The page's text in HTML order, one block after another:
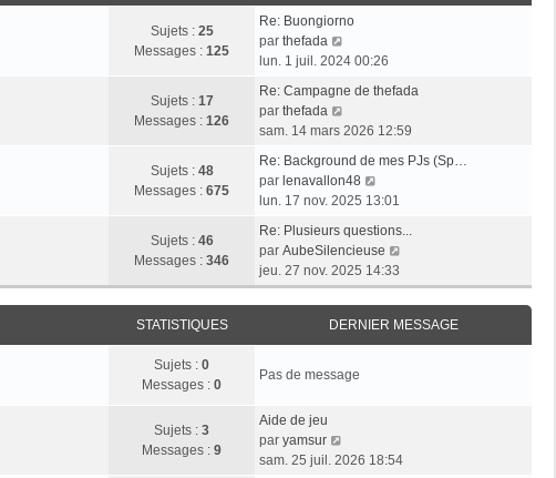
s
g
r
m
s
s
g
e
m
s
s
a
g
e
r
n
e
m
e
s
s
a
g
e
Sujets : 25
Messages : 125
Re: Buongiorno
par thefada
o
r
e
d
e
r
i
e
r
e
a
lun. 1 juil. 2024 00:26
Sujets : 17
Messages : 126
Re: Campagne de thefada
par thefada
o
r
l
e
d
e
r
n
i
e
r
m
g
sam. 14 mars 2026 12:59
Sujets : 48
Messages : 675
Re: Background de mes PJs (Sp…
par lenavallon48
o
r
l
e
e
e
lun. 17 nov. 2025 13:01
Sujets : 46
Messages : 346
Re: Plusieurs questions...
par AubeSilencieuse
i
r
l
e
e
jeu. 27 nov. 2025 14:33
STATISTIQUES DERNIER MESSAGE
Sujets : 0
Messages : 0
Pas de message
Sujets : 3
Messages : 9
Aide de jeu
par yamsur
o
sam. 25 juil. 2026 18:54